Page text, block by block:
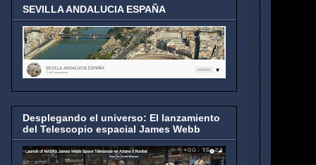
SEVILLA ANDALUCIA ESPAÑA
Desplegando el universo: El lanzamiento
del Telescopio espacial James Webb